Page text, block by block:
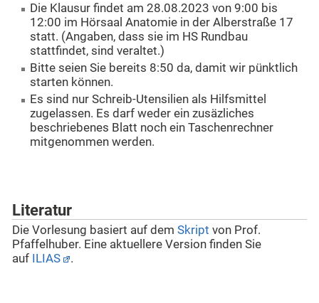
Die Klausur findet am 28.08.2023 von 9:00 bis
12:00 im Hörsaal Anatomie in der Alberstraße 17
statt. (Angaben, dass sie im HS Rundbau
stattfindet, sind veraltet.)
Bitte seien Sie bereits 8:50 da, damit wir pünktlich
starten können.
Es sind nur Schreib-Utensilien als Hilfsmittel
zugelassen. Es darf weder ein zusäzliches
beschriebenes Blatt noch ein Taschenrechner
mitgenommen werden.
Literatur
Die Vorlesung basiert auf dem Skript von Prof.
Pfaffelhuber. Eine aktuellere Version finden Sie
auf
ILIAS .